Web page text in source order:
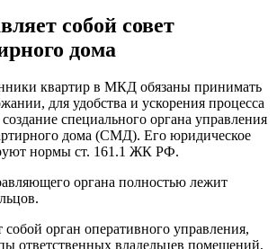
собой совет
дома
квартир в МКД обязаны принимать
для удобства и ускорения процесса
специального органа управления
дома (СМД). Его юридическое
нормы ст. 161.1 ЖК РФ.
органа полностью лежит
собой орган оперативного управления,
ответственных владельцев помещений,